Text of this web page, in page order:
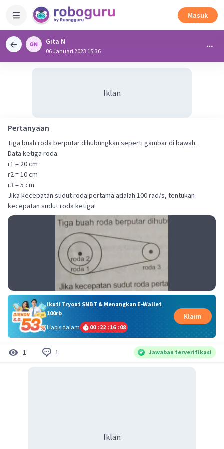
Masuk
Gita N
06 Januari 2023 15:36
Iklan
Pertanyaan
Tiga buah roda berputar dihubungkan seperti gambar di bawah.
Data ketiga roda:
r1 = 20 cm
r2 = 10 cm
r3 = 5 cm
Jika kecepatan sudut roda pertama adalah 100 rad/s, tentukan
kecepatan sudut roda ketiga!
Ikuti Tryout SNBT & Menangkan E-Wallet
100rb
Habis dalam
00 :22 :16 :08
Klaim
1 1 Jawaban terverifikasi
Iklan